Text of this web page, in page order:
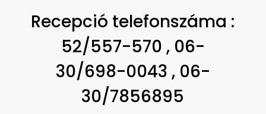
Recepció telefonszáma :
52/557-570 , 06-
30/698-0043 , 06-
30/7856895